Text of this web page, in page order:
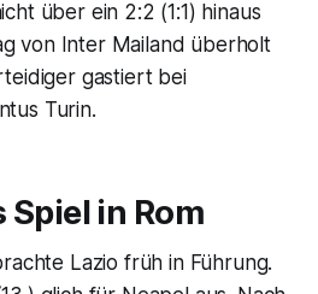
über ein 2:2 (1:1) hinaus
von Inter Mailand überholt
gastiert bei
Turin.
in Rom
Lazio früh in Führung.